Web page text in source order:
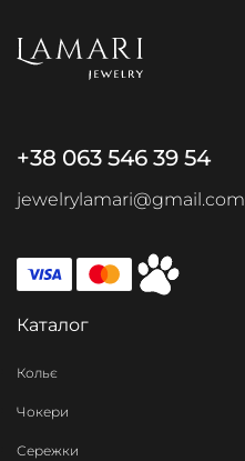
+38 063 546 39 54
jewelrylamari@gmail.com
Каталог
Кольє
Чокери
Сережки